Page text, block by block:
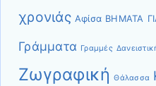
χρονιάς Αφίσα ΒΗΜΑΤΑ
Γράμματα Γραμμές
Ζωγραφική Θάλασσα